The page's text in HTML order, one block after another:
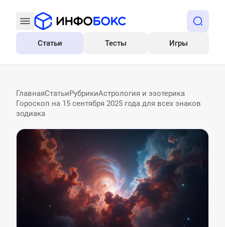
Все
Статьи Тесты Игры
ГлавнаяСтатьиРубрикиАстрология и эзотерика
Гороскоп на 15 сентября 2025 года для всех знаков
зодиака